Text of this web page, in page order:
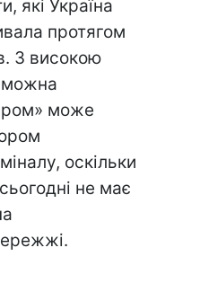
які Україна
протягом
З високою
можна
може
оскільки
не має